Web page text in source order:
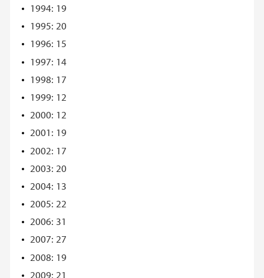
1994: 19
1995: 20
1996: 15
1997: 14
1998: 17
1999: 12
2000: 12
2001: 19
2002: 17
2003: 20
2004: 13
2005: 22
2006: 31
2007: 27
2008: 19
2009: 21